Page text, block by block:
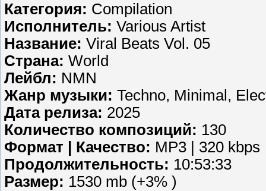
Категория: Compilation
Исполнитель: Various Artist
Название: Viral Beats Vol. 05
Страна: World
Лейбл: NMN
Жанр музыки: Techno, Minimal,
Дата релиза: 2025
Количество композиций: 130
Формат | Качество: MP3 | 320 kbps
Продолжительность: 10:53:33
Размер: 1530 mb (+3% )